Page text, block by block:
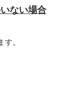
ない場合
。